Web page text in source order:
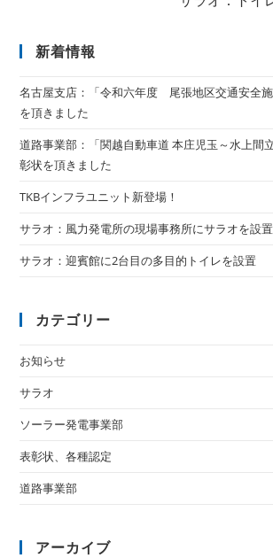
新着情報
名古屋支店：「令和六年度 尾張地区交通安全
を頂きました
道路事業部：「関越自動車道 本庄児玉～水上間
彰状を頂きました
TKBインフラユニット新登場！
サラオ：風力発電所の現場事務所にサラオを設置
サラオ：迎賓館に2台目の多目的トイレを設置
カテゴリー
お知らせ
サラオ
ソーラー発電事業部
表彰状、各種認定
道路事業部
アーカイブ